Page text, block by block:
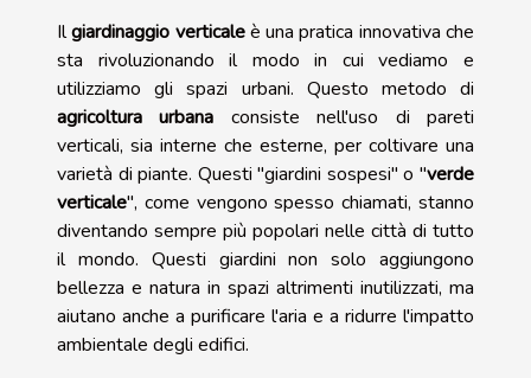
Ilgiardinaggio verticaleè una pratica innovativa che
sta rivoluzionando il modo in cui vediamo e
utilizziamo gli spazi urbani. Questo metodo di
agricoltura urbana consiste nell'uso di pareti
verticali, sia interne che esterne, per coltivare una
varietà di piante. Questi "giardini sospesi" o "verde
verticale", come vengono spesso chiamati, stanno
diventando sempre più popolari nelle città di tutto
il mondo. Questi giardini non solo aggiungono
bellezza e natura in spazi altrimenti inutilizzati, ma
aiutano anche a purificare l'aria e a ridurre l'impatto
ambientale degli edifici.